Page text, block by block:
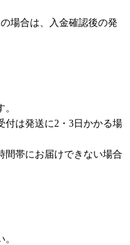
場合は、入金確認後の発
付は発送に2・3日かかる場
帯にお届けできない場合